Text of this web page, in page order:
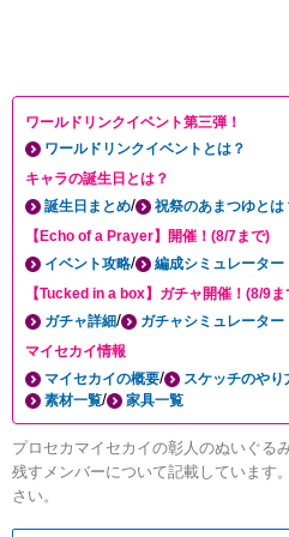
ワールドリンクイベント第三弾！
ワールドリンクイベントとは？
キャラの誕生日とは？
誕生日まとめ/
祝祭のあまつゆとは
【Echo of a Prayer】開催！(8/7まで)
イベント攻略/
編成シミュレーター
【Tucked in a box】ガチャ開催！(8/9ま
ガチャ詳細/
ガチャシミュレーター
マイセカイ情報
マイセカイの概要/
スケッチのやり
素材一覧/ 家具一覧
プロセカマイセカイの彰人のぬいぐる
残すメンバーについて記載しています
さい。